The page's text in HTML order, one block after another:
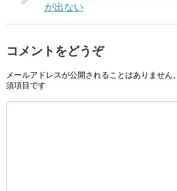
が出ない
コメントをどうぞ
メールアドレスが公開されることはありません。
須項目です